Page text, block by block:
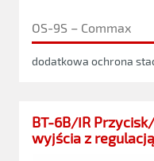
OS-9S – Commax
dodatkowa ochrona
BT-6B/IR
wyjścia z